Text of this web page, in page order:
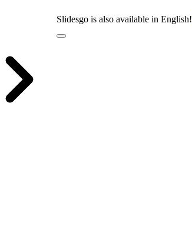
Slidesgo is also available in English!